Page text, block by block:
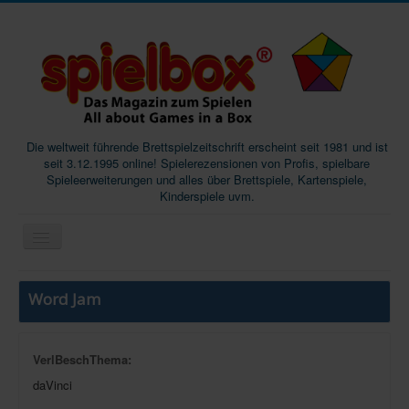
Die weltweit führende Brettspielzeitschrift erscheint seit 1981 und ist
seit 3.12.1995 online! Spielerezensionen von Profis, spielbare
Spieleerweiterungen und alles über Brettspiele, Kartenspiele,
Kinderspiele uvm.
Start
Magazine
Word Jam
VerlBeschThema:
daVinci